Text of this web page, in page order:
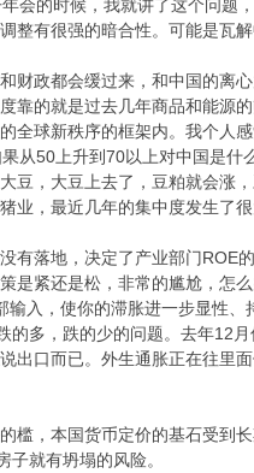
会的时候，我就讲了这个问题
整有很强的暗合性。可能是瓦
财政都会缓过来，和中国的离
靠的就是过去几年商品和能源
全球新秩序的框架内。我个人
从50上升到70以上对中国是什
豆，大豆上去了，豆粕就会涨
业，最近几年的集中度发生了很
有落地，决定了产业部门ROE
是紧还是松，非常的尴尬，怎么
入，使你的滞胀进一步显性、
的多，跌的少的问题。去年12
出口而已。外生通胀正在往里
槛，本国货币定价的基石受到
就有坍塌的风险。